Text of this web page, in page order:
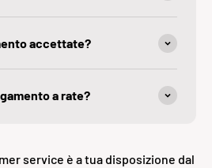
accettate?
a rate?
service è a tua disposizione dal